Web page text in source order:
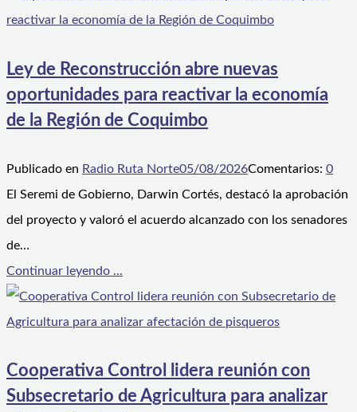
Ley de Reconstrucción abre nuevas
oportunidades para reactivar la economía
de la Región de Coquimbo
Publicado en Radio Ruta Norte05/08/2026Comentarios: 0
El Seremi de Gobierno, Darwin Cortés, destacó la aprobación
del proyecto y valoró el acuerdo alcanzado con los senadores
de…
Continuar leyendo ...
Cooperativa Control lidera reunión con
Subsecretario de Agricultura para analizar